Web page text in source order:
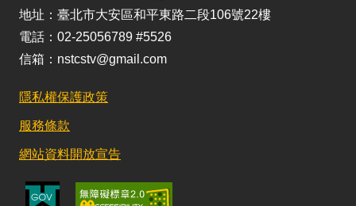
地址：臺北市大安區和平東路二段106號22樓
電話：02-25056789 #5526
信箱：nstcstv@gmail.com
隱私權保護政策
服務條款
網站資料開放宣告